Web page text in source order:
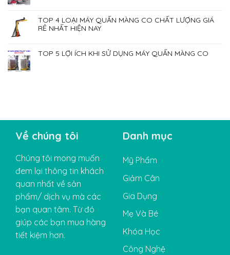
TOP 4 LOẠI MÁY QUẤN MÀNG CO CHẤT LƯỢNG GIÁ
RẺ NHẤT HIỆN NAY
TOP 5 LỢI ÍCH KHI SỬ DỤNG MÁY QUẤN MÀNG CO
Về chúng tôi
Chúng tôi mong muốn
đem lại thông tin khách
quan nhất về sản
phẩm/ dịch vụ mà các
bạn quan tâm. Từ đó
giúp các bạn mua hàng
tiết kiệm hơn.
Danh mục
Mỹ Phẩm
Giảm Cân
Gia Dụng
Mẹ Và Bé
Khóa Học
Công Nghệ